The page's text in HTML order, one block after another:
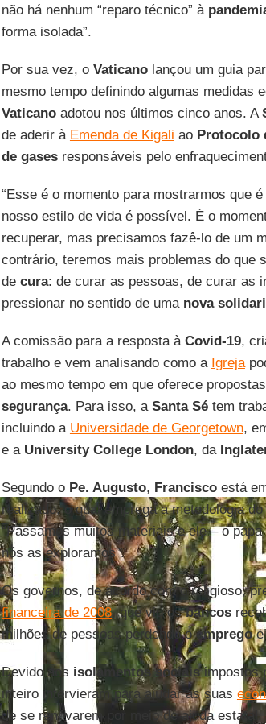
não há nenhum “reparo técnico” à
forma isolada”.
Por sua vez, o Vaticanolançou um guia
mesmo tempo definindo algumas medidas
Vaticanoadotou nos últimos cinco anos. A
de aderir à Emenda de Kigali ao Protocolo
de gasesresponsáveis pelo
“Esse é o momento para mostrarmos que
nosso estilo de vida é possível. É o
recuperar, mas precisamos fazê-lo de um
contrário, teremos mais problemas do que
de cura: de curar as pessoas, de curar as
pressionar no sentido de uma nova
A comissão para a resposta à Covid-19,
trabalho e vem analisando como a Igreja
ao mesmo tempo em que oferece
segurança. Para isso, a Santa Sétem
incluindo a Universidade de Georgetown,
e a University College London, da
Segundo o Pe. Augusto, Franciscoestá
realizado, o qual emprega a metodologia do
“Passamos muitos materiais e ele – o
nós as exploramos”.
Os governos, de acordo com o religioso,
financeira de 2008, que viu osbancos
milhões de pessoas perdendo oempregoe
Devido aos isolamentos sociaisimpostos
inteiro intervieram para ajudar as suas
de se renovarem por meio de ajuda